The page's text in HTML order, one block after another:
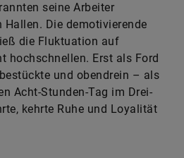
seine Arbeiter
Hallen. Die demotivierende
die Fluktuation auf
hochschnellen. Erst als Ford
und obendrein – als
Acht-Stunden-Tag im Drei-
kehrte Ruhe und Loyalität